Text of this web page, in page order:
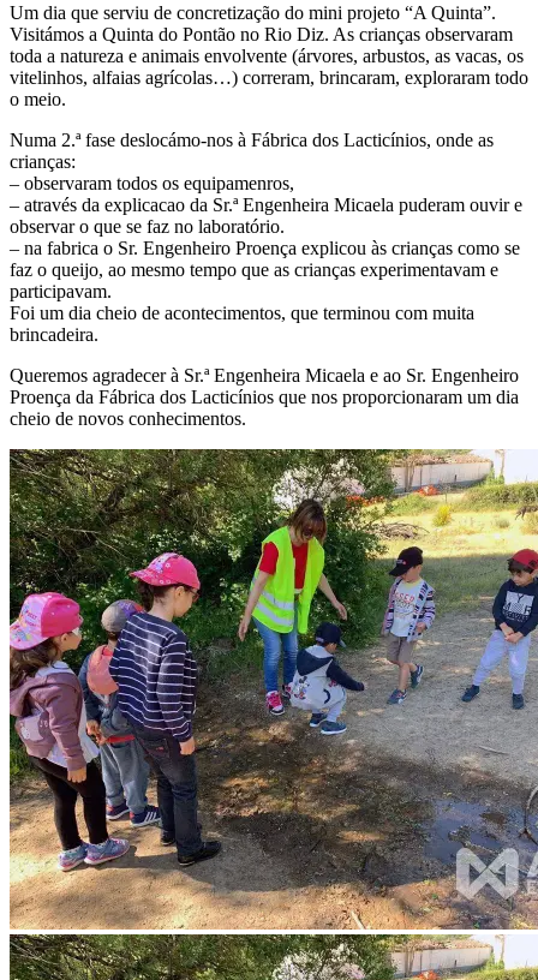
Um dia que serviu de concretização do mini projeto “A Quinta”.
Visitámos a Quinta do Pontão no Rio Diz. As crianças observaram
toda a natureza e animais envolvente (árvores, arbustos, as vacas, os
vitelinhos, alfaias agrícolas…) correram, brincaram, exploraram todo
o meio.
Numa 2.ª fase deslocámo-nos à Fábrica dos Lacticínios, onde as
crianças:
– observaram todos os equipamenros,
– através da explicacao da Sr.ª Engenheira Micaela puderam ouvir e
observar o que se faz no laboratório.
– na fabrica o Sr. Engenheiro Proença explicou às crianças como se
faz o queijo, ao mesmo tempo que as crianças experimentavam e
participavam.
Foi um dia cheio de acontecimentos, que terminou com muita
brincadeira.
Queremos agradecer à Sr.ª Engenheira Micaela e ao Sr. Engenheiro
Proença da Fábrica dos Lacticínios que nos proporcionaram um dia
cheio de novos conhecimentos.